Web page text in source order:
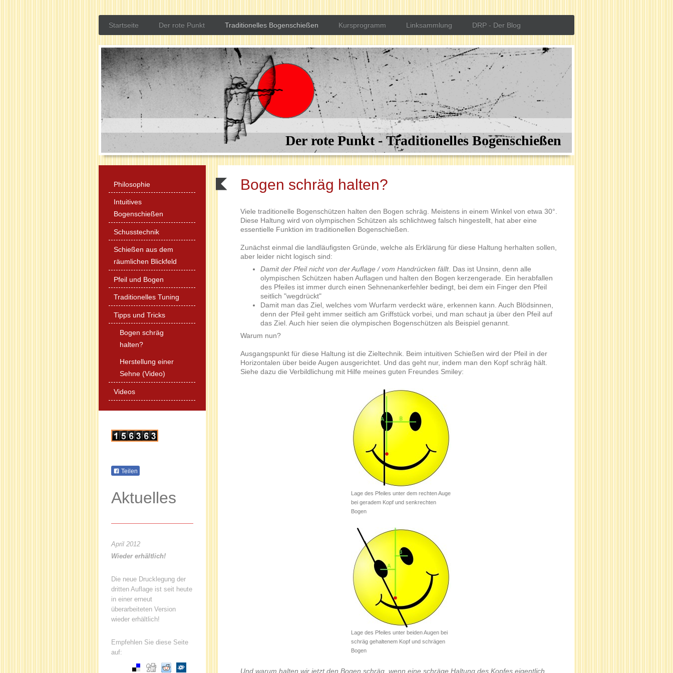
Startseite Der rote Punkt Traditionelles Bogenschießen Kursprogramm Linksammlung DRP - Der Blog
Der rote Punkt - Traditionelles Bogenschießen
Bogen schräg halten?
Viele traditionelle Bogenschützen halten den Bogen schräg. Meistens in einem Winkel von etwa 30°.
Diese Haltung wird von olympischen Schützen als schlichtweg falsch hingestellt, hat aber eine
essentielle Funktion im traditionellen Bogenschießen.
Zunächst einmal die landläufigsten Gründe, welche als Erklärung für diese Haltung herhalten sollen,
aber leider nicht logisch sind:
Damit der Pfeil nicht von der Auflage / vom Handrücken fällt. Das ist Unsinn, denn alle
olympischen Schützen haben Auflagen und halten den Bogen kerzengerade. Ein herabfallen
des Pfeiles ist immer durch einen Sehnenankerfehler bedingt, bei dem ein Finger den Pfeil
seitlich "wegdrückt"
Damit man das Ziel, welches vom Wurfarm verdeckt wäre, erkennen kann. Auch Blödsinnen,
denn der Pfeil geht immer seitlich am Griffstück vorbei, und man schaut ja über den Pfeil auf
das Ziel. Auch hier seien die olympischen Bogenschützen als Beispiel genannt.
Warum nun?
Ausgangspunkt für diese Haltung ist die Zieltechnik. Beim intuitiven Schießen wird der Pfeil in der
Horizontalen über beide Augen ausgerichtet. Und das geht nur, indem man den Kopf schräg hält.
Siehe dazu die Verbildlichung mit Hilfe meines guten Freundes Smiley:
Lage des Pfeiles unter dem rechten Auge
bei geradem Kopf und senkrechten
Bogen
Lage des Pfeiles unter beiden Augen bei
schräg gehaltenem Kopf und schrägen
Bogen
Und warum halten wir jetzt den Bogen schräg, wenn eine schräge Haltung des Kopfes eigentlich
Philosophie
Intuitives
Bogenschießen
Schusstechnik
Schießen aus dem
räumlichen Blickfeld
Pfeil und Bogen
Traditionelles Tuning
Tipps und Tricks
Bogen schräg
halten?
Herstellung einer
Sehne (Video)
Videos
Teilen
Aktuelles
April 2012
Wieder erhältlich!
Die neue Drucklegung der
dritten Auflage ist seit heute
in einer erneut
überarbeiteten Version
wieder erhältlich!
Empfehlen Sie diese Seite
auf: